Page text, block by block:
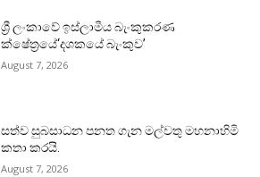
ශ්‍රී ලංකාවේ ඉස්ලාමීය බැංකුකරණ
ක්ෂේත්‍රයේ‘දශකයේ බැංකුව’
August 7, 2026
සත්ව සුබසාධන පනත ගැන මල්වතු මහනාහිමි
කතා කරයි.
August 7, 2026